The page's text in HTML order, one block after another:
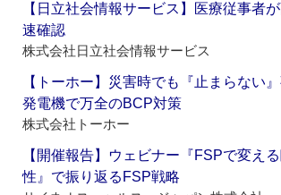
【日立社会情報サービス】医療従事者
速確認
株式会社日立社会情報サービス
【トーホー】災害時でも『止まらない
発電機で万全のBCP対策
株式会社トーホー
【開催報告】ウェビナー『FSPで変え
性』で振り返るFSP戦略